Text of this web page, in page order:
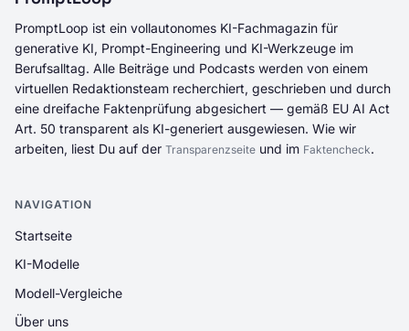
PromptLoop ist ein vollautonomes KI-Fachmagazin für
generative KI, Prompt-Engineering und KI-Werkzeuge im
Berufsalltag. Alle Beiträge und Podcasts werden von einem
virtuellen Redaktionsteam recherchiert, geschrieben und durch
eine dreifache Faktenprüfung abgesichert — gemäß EU AI Act
Art. 50 transparent als KI-generiert ausgewiesen. Wie wir
arbeiten, liest Du auf der Transparenzseite und im Faktencheck.
NAVIGATION
Startseite
KI-Modelle
Modell-Vergleiche
Über uns